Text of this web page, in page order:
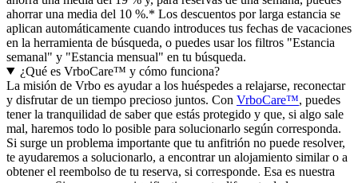
ahorrar una media del 10 %.* Los descuentos por larga estancia se
aplican automáticamente cuando introduces tus fechas de vacaciones
en la herramienta de búsqueda, o puedes usar los filtros "Estancia
semanal" y "Estancia mensual" en tu búsqueda.
¿Qué es VrboCare™ y cómo funciona?
La misión de Vrbo es ayudar a los huéspedes a relajarse, reconectar
y disfrutar de un tiempo precioso juntos. Con VrboCare™, puedes
tener la tranquilidad de saber que estás protegido y que, si algo sale
mal, haremos todo lo posible para solucionarlo según corresponda.
Si surge un problema importante que tu anfitrión no puede resolver,
te ayudaremos a solucionarlo, a encontrar un alojamiento similar o a
obtener el reembolso de tu reserva, si corresponde. Esa es nuestra